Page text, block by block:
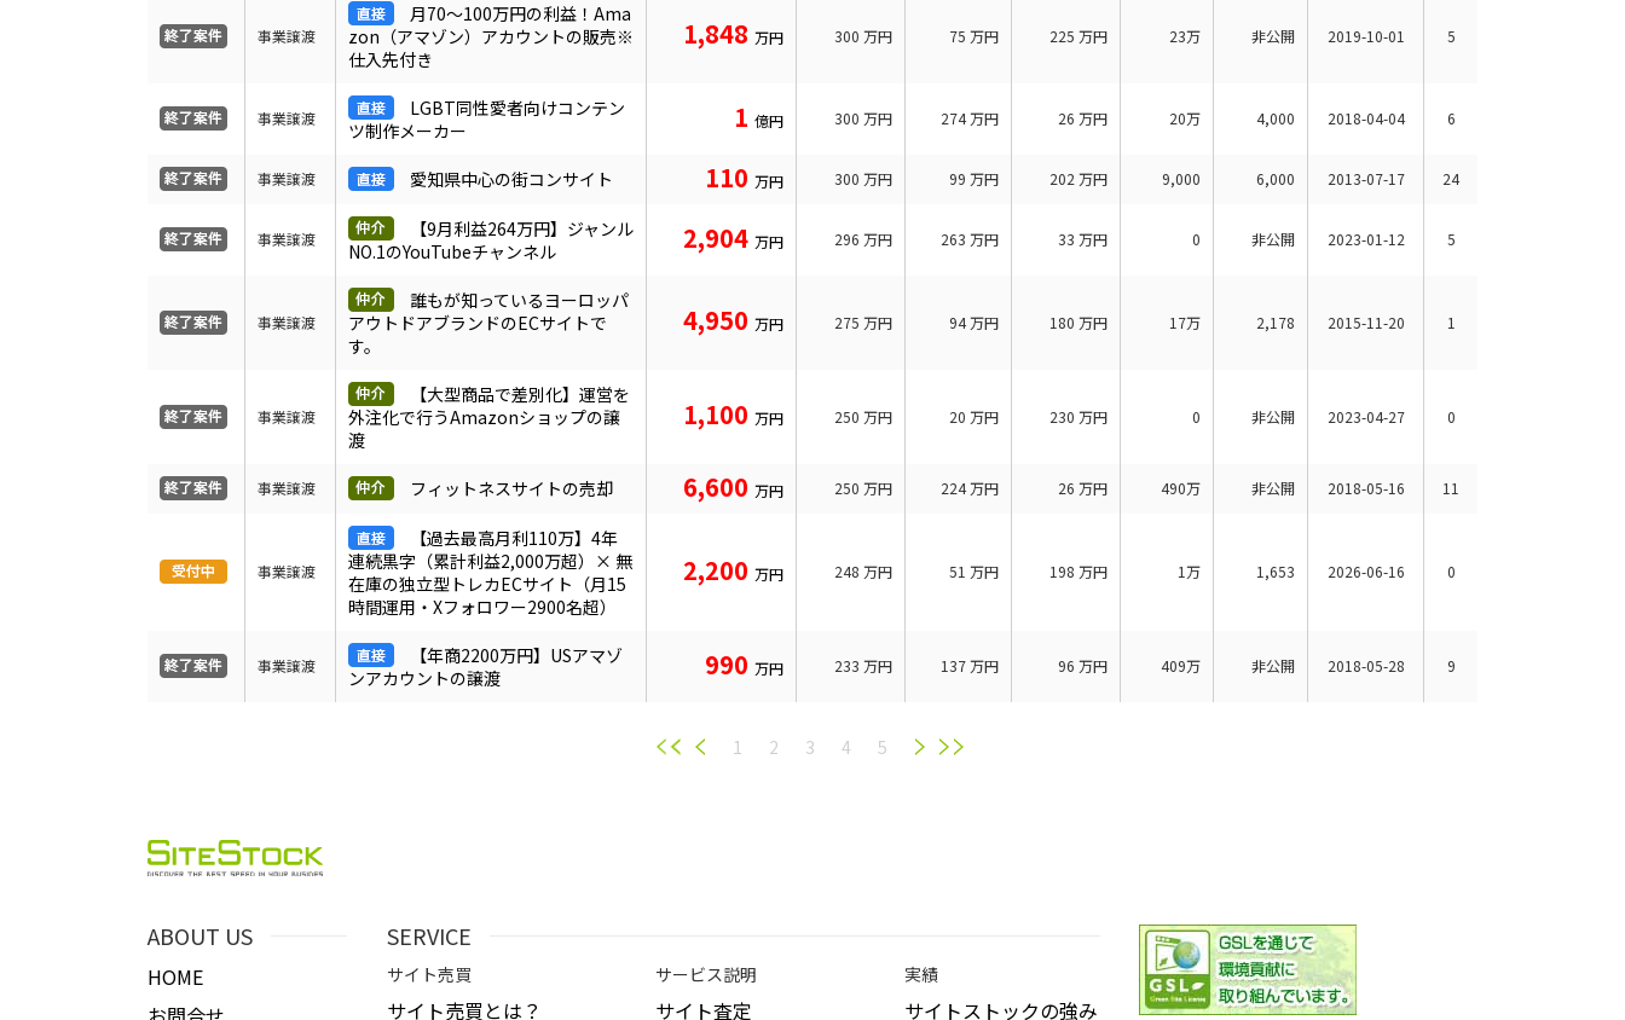
事業譲渡
月70～100万円の利益！Ama
zon（アマゾン）アカウントの販売※
仕入先付き
1,848 万円 300 万円 75 万円 225 万円 23万 非公開 2019-10-01 5
事業譲渡
LGBT同性愛者向けコンテン
ツ制作メーカー
1 億円 300 万円 274万円 26 万円 20万 4,000 2018-04-04 6
事業譲渡 愛知県中心の街コンサイト 110 万円 300 万円 99 万円 202 万円 9,000 6,000 2013-07-17 24
事業譲渡
【9月利益264万円】ジャンル
NO.1のYouTubeチャンネル
2,904 万円 296 万円 263 万円 33 万円 0 非公開 2023-01-12 5
事業譲渡
誰もが知っているヨーロッパ
アウトドアブランドのECサイトで
す。
4,950 万円 275 万円 94万円 180 万円 17万 2,178 2015-11-20 1
事業譲渡
【大型商品で差別化】運営を
外注化で行うAmazonショップの譲
渡
1,100 万円 250 万円 20 万円 230 万円 0 非公開 2023-04-27 0
事業譲渡 フィットネスサイトの売却 6,600 万円 250 万円 224万円 26 万円 490万 非公開 2018-05-16 11
事業譲渡
【過去最高月利110万】4年
連続黒字（累計利益2,000万超）× 無
在庫の独立型トレカECサイト（月15
時間運用・Xフォロワー2900名超）
2,200 万円 248 万円 51 万円 198 万円 1万 1,653 2026-06-16 0
事業譲渡
【年商2200万円】USアマゾ
ンアカウントの譲渡
990 万円 233 万円 137万円 96 万円 409万 非公開 2018-05-28 9
1 2 3 4 5
ABOUT US
HOME
SERVICE
サイト売買
サイト売買とは？
サービス説明
サイト査定
実績
サイトストックの強み